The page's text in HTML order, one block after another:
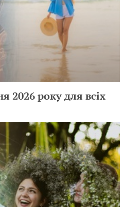
2026 року для всіх